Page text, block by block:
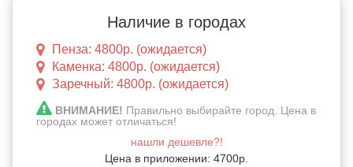
Наличие в городах
Пенза: 4800р. (ожидается)
Каменка: 4800р. (ожидается)
Заречный: 4800р. (ожидается)
ВНИМАНИЕ! Правильно выбирайте город. Цена в
городах может отличаться!
нашли дешевле?!
Цена в приложении: 4700р.